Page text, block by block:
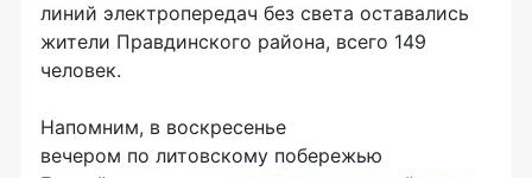
линий электропередач без света оставались
жители Правдинского района, всего 149
человек.
Напомним, в воскресенье
вечером по литовскому побережью